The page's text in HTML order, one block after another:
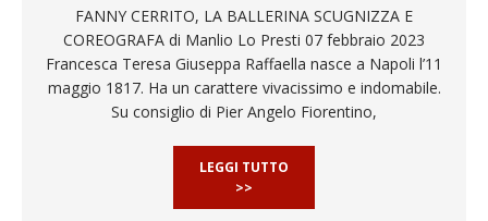
FANNY CERRITO, LA BALLERINA SCUGNIZZA E
COREOGRAFA di Manlio Lo Presti 07 febbraio 2023
Francesca Teresa Giuseppa Raffaella nasce a Napoli l’11
maggio 1817. Ha un carattere vivacissimo e indomabile.
Su consiglio di Pier Angelo Fiorentino,
LEGGI TUTTO
>>